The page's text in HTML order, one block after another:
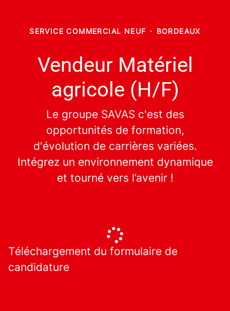
SERVICE COMMERCIAL NEUF · BORDEAUX
Vendeur Matériel
agricole (H/F)
Le groupe SAVAS c'est des
opportunités de formation,
d'évolution de carrières variées.
Intégrez un environnement dynamique
et tourné vers l’avenir !
Téléchargement du formulaire de
candidature